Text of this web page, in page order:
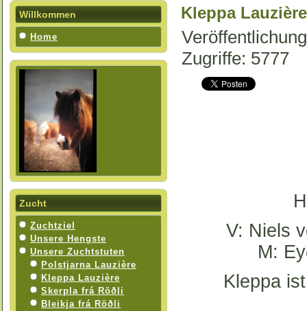
Willkommen
Home
Zucht
Zuchtziel
Unsere Hengste
Unsere Zuchtstuten
Polstjarna Lauzière
Kleppa Lauzière
Skerpla frá Röðli
Bleikja frá Röðli
Kleppa Lauzière
Zugriffe: 5777
V: Niels
M:
Kleppa